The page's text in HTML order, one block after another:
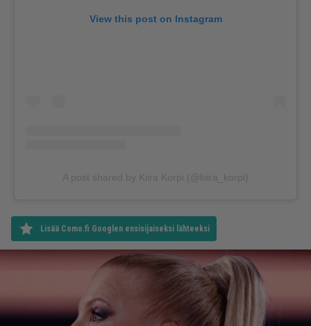
View this post on Instagram
A post shared by Kiira Korpi (@kiira_korpi)
Lisää Como.fi Googlen ensisijaiseksi lähteeksi